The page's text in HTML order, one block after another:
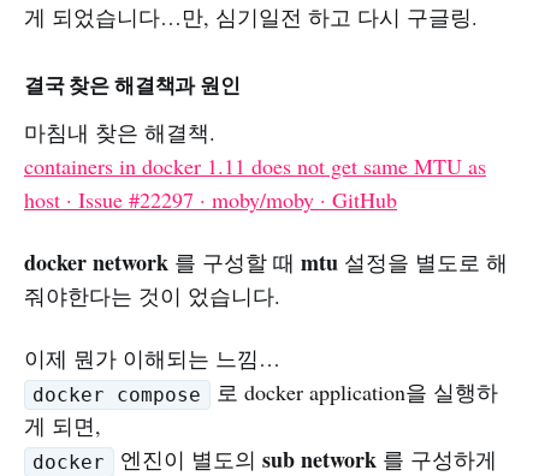
게 되었습니다…만, 심기일전 하고 다시 구글링.
결국 찾은 해결책과 원인
마침내 찾은 해결책.
containers in docker 1.11 does not get same MTU as
host · Issue #22297 · moby/moby · GitHub
docker network 를 구성할 때 mtu 설정을 별도로 해
줘야한다는 것이 었습니다.
이제 뭔가 이해되는 느낌…
docker compose
로 docker application을 실행하
게 되면,
docker 엔진이 별도의 sub network를 구성하게